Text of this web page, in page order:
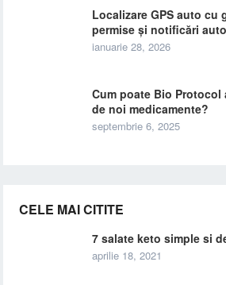
Localizare GPS auto cu
permise și notificări
ianuarie 28, 2026
Cum poate Bio Protocol
de noi medicamente?
septembrie 6, 2025
CELE MAI CITITE
7 salate keto simple si
aprilie 18, 2021